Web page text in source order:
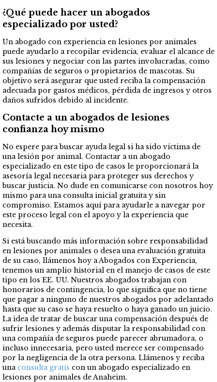
¿Qué puede hacer un abogados
especializado por usted?
Un abogado con experiencia en lesiones por animales
puede ayudarlo a recopilar evidencia, evaluar el alcance de
sus lesiones y negociar con las partes involucradas, como
compañías de seguros o propietarios de mascotas. Su
objetivo será asegurar que usted reciba la compensación
adecuada por gastos médicos, pérdida de ingresos y otros
daños sufridos debido al incidente.
Contacte a un abogados de lesiones
confianza hoy mismo
No espere para buscar ayuda legal si ha sido víctima de
una lesión por animal. Contactar a un abogado
especializado en este tipo de casos le proporcionará la
asesoría legal necesaria para proteger sus derechos y
buscar justicia. No dude en comunicarse con nosotros hoy
mismo para una consulta inicial gratuita y sin
compromiso. Estamos aquí para ayudarle a navegar por
este proceso legal con el apoyo y la experiencia que
necesita.
Si está buscando más información sobre responsabilidad
en lesiones por animales o desea una evaluación gratuita
de su caso, llámenos hoy a Abogados con Experiencia,
tenemos un amplio historial en el manejo de casos de este
tipo en los EE. UU. Nuestros abogados trabajan con
honorarios de contingencia, lo que significa que no tiene
que pagar a ninguno de nuestros abogados por adelantado
hasta que su caso se haya resuelto o haya ganado un juicio.
La idea de tratar de buscar una compensación después de
sufrir lesiones y además disputar la responsabilidad con
una compañía de seguros puede parecer abrumadora, o
incluso innecesaria, pero usted merece ser compensado
por la negligencia de la otra persona. Llámenos y reciba
una consulta gratis con un abogado especializado en
lesiones por animales de Anaheim.